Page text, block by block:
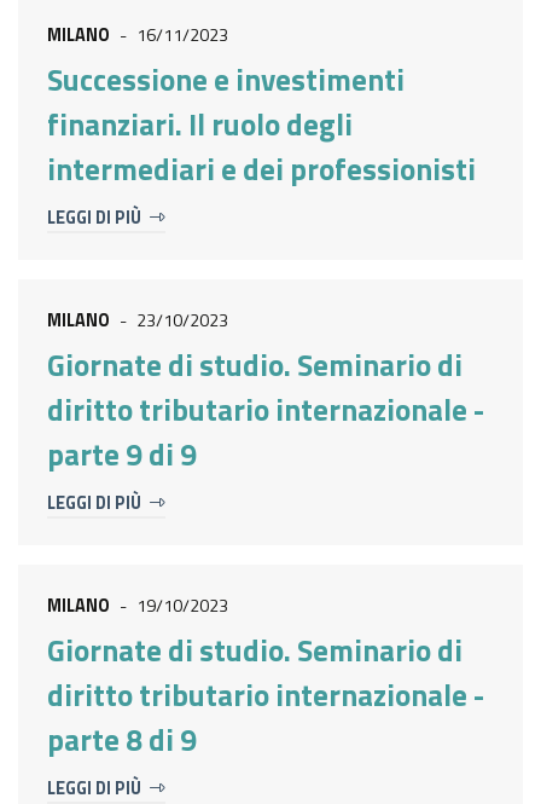
MILANO - 16/11/2023
Successione e investimenti
finanziari. Il ruolo degli
intermediari e dei professionisti
LEGGI DI PIÙ
MILANO - 23/10/2023
Giornate di studio. Seminario di
diritto tributario internazionale -
parte 9 di 9
LEGGI DI PIÙ
MILANO - 19/10/2023
Giornate di studio. Seminario di
diritto tributario internazionale -
parte 8 di 9
LEGGI DI PIÙ